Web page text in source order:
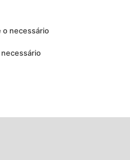
o necessário
necessário